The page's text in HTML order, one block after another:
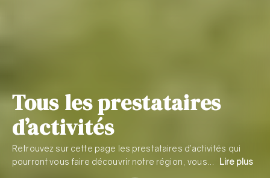
Tous les prestataires
d’activités
Retrouvez sur cette page les prestataires d’activités qui
pourront vous faire découvrir notre région, vous…
Lire plus